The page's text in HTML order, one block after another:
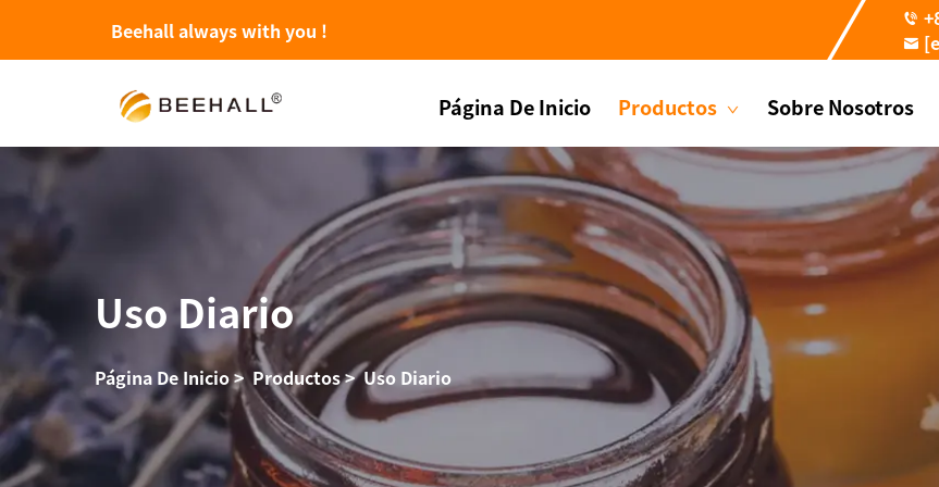
Beehall always with you !
Página De Inicio Productos Sobre Nosotros
Uso Diario
Página De Inicio>Productos>Uso Diario